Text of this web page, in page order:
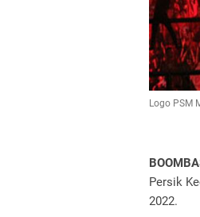
Logo PSM
Persik
2022.